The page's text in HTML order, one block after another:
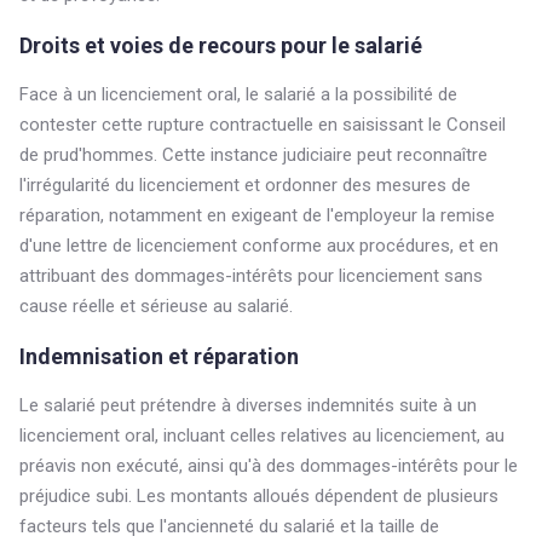
Droits et voies de recours pour le salarié
Face à un licenciement oral, le salarié a la possibilité de
contester cette rupture contractuelle en saisissant le Conseil
de prud'hommes. Cette instance judiciaire peut reconnaître
l'irrégularité du licenciement et ordonner des mesures de
réparation, notamment en exigeant de l'employeur la remise
d'une lettre de licenciement conforme aux procédures, et en
attribuant des dommages-intérêts pour licenciement sans
cause réelle et sérieuse au salarié.
Indemnisation et réparation
Le salarié peut prétendre à diverses indemnités suite à un
licenciement oral, incluant celles relatives au licenciement, au
préavis non exécuté, ainsi qu'à des dommages-intérêts pour le
préjudice subi. Les montants alloués dépendent de plusieurs
facteurs tels que l'ancienneté du salarié et la taille de